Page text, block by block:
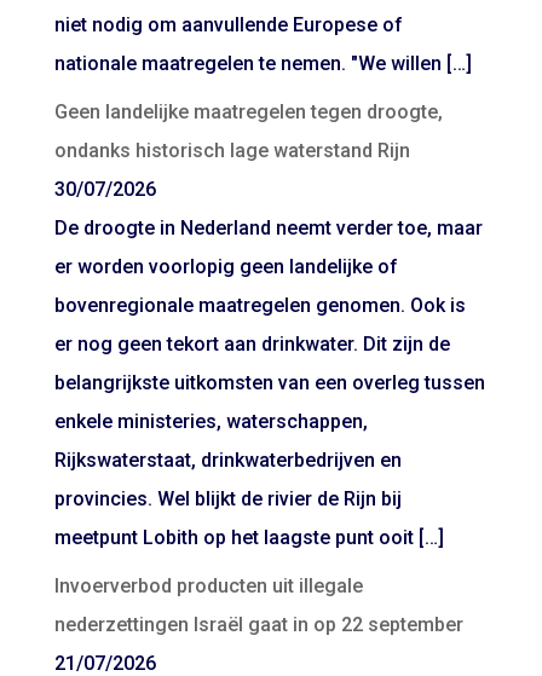
niet nodig om aanvullende Europese of
nationale maatregelen te nemen. "We willen […]
Geen landelijke maatregelen tegen droogte,
ondanks historisch lage waterstand Rijn
30/07/2026
De droogte in Nederland neemt verder toe, maar
er worden voorlopig geen landelijke of
bovenregionale maatregelen genomen. Ook is
er nog geen tekort aan drinkwater. Dit zijn de
belangrijkste uitkomsten van een overleg tussen
enkele ministeries, waterschappen,
Rijkswaterstaat, drinkwaterbedrijven en
provincies. Wel blijkt de rivier de Rijn bij
meetpunt Lobith op het laagste punt ooit […]
Invoerverbod producten uit illegale
nederzettingen Israël gaat in op 22 september
21/07/2026